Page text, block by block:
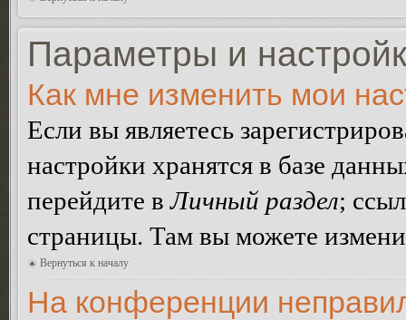
Параметры и
Как мне изменить мои
Если вы являетесь
настройки хранятся в базе
перейдите вЛичный раздел;
страницы. Там вы можете
Вернуться к началу
На конференции